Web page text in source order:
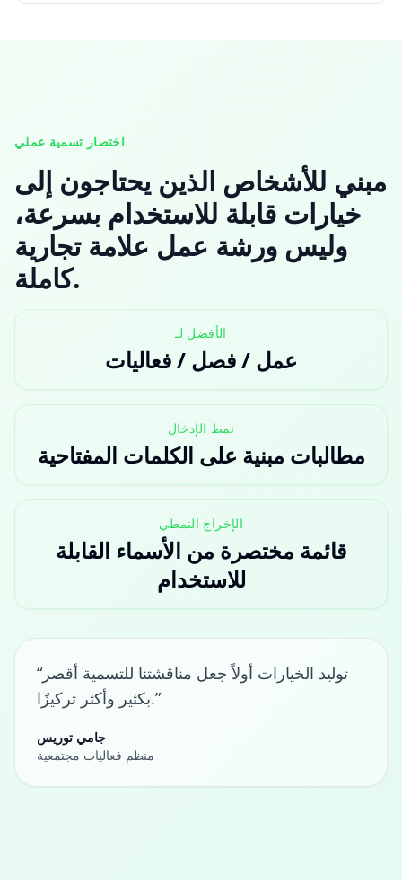
اختصار تسمية عملي
مبني للأشخاص الذين يحتاجون إلى
خيارات قابلة للاستخدام بسرعة،
وليس ورشة عمل علامة تجارية
كاملة.
الأفضل لـ
عمل / فصل / فعاليات
نمط الإدخال
مطالبات مبنية على الكلمات المفتاحية
الإخراج النمطي
قائمة مختصرة من الأسماء القابلة
للاستخدام
“توليد الخيارات أولاً جعل مناقشتنا للتسمية أقصر
بكثير وأكثر تركيزًا.”
جامي توريس
منظم فعاليات مجتمعية